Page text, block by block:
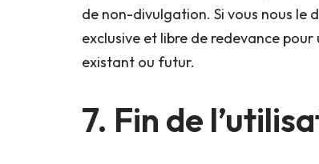
de non-divulgation. Si vous nous le
exclusive et libre de redevance
existant ou futur.
7. Fin de